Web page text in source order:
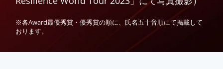
※各Award最優秀賞・優秀賞の順に、氏名五十音順にて掲載して
おります。